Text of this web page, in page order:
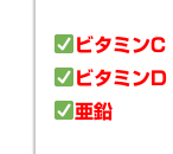
ビタミンC
ビタミンD
亜鉛